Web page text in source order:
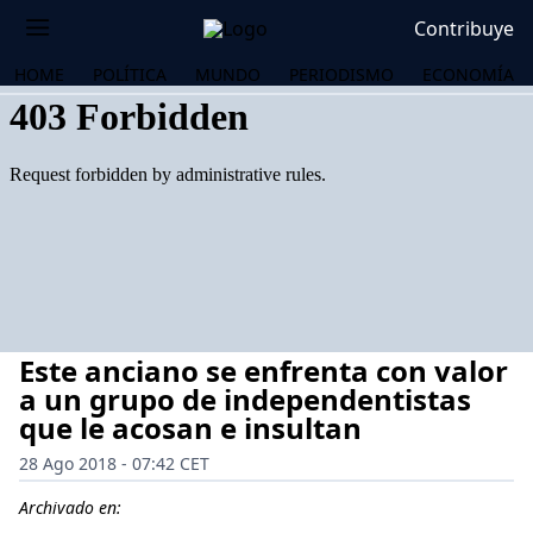
Contribuye
HOME POLÍTICA MUNDO PERIODISMO ECONOMÍA
Este anciano se enfrenta con valor
a un grupo de independentistas
que le acosan e insultan
28 Ago 2018 - 07:42 CET
Archivado en: